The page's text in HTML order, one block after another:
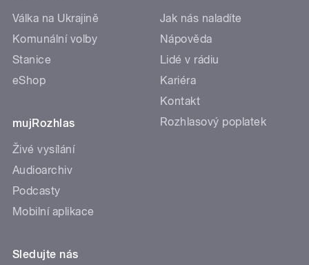
Válka na Ukrajině
Komunální volby
Stanice
eShop
mujRozhlas
Živé vysílání
Audioarchiv
Podcasty
Mobilní aplikace
Jak nás naladíte
Nápověda
Lidé v rádiu
Kariéra
Kontakt
Rozhlasový poplatek
Sledujte nás